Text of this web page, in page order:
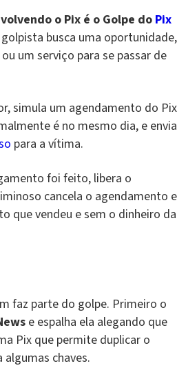
o Pix é o Golpe do Pix
busca uma oportunidade,
um serviço para se passar de
simula um agendamento do Pix
é no mesmo dia, e envia
para a vítima.
foi feito, libera o
cancela o agendamento e
que vendeu e sem o dinheiro da
faz parte do golpe. Primeiro o
e espalha ela alegando que
Pix que permite duplicar o
chaves.